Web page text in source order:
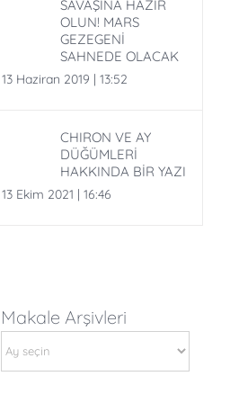
SAVAŞINA HAZIR
OLUN! MARS
GEZEGENİ
SAHNEDE OLACAK
13 Haziran 2019 | 13:52
CHIRON VE AY
DÜĞÜMLERİ
HAKKINDA BİR YAZI
13 Ekim 2021 | 16:46
Makale Arşivleri
Arşivleri